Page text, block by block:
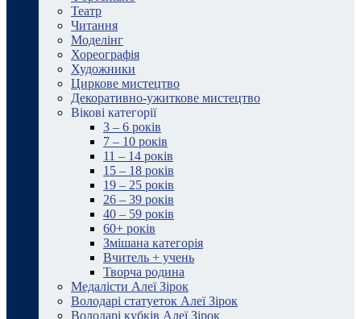
Театр
Читання
Моделінг
Хореографія
Художники
Циркове мистецтво
Декоративно-ужиткове мистецтво
Вікові категорії
3 – 6 років
7 – 10 років
11 – 14 років
15 – 18 років
19 – 25 років
26 – 39 років
40 – 59 років
60+ років
Змішана категорія
Вчитель + учень
Творча родина
Медалісти Алеї Зірок
Володарі статуеток Алеї Зірок
Володарі кубків Алеї Зірок